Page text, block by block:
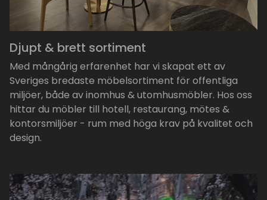
Djupt & brett sortiment
Med mångårig erfarenhet har vi skapat ett av
Sveriges bredaste möbelsortiment för offentliga
miljöer, både av inomhus & utomhusmöbler. Hos oss
hittar du möbler till hotell, restaurang, mötes &
kontorsmiljöer - rum med höga krav på kvalitet och
design.